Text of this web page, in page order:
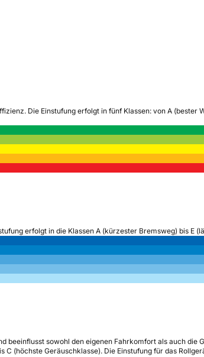
Die Einstufung erfolgt in fünf Klassen: von A (bester
erfolgt in die Klassen A (kürzester Bremsweg) bis E
beeinflusst sowohl den eigenen Fahrkomfort als auch die
(höchste Geräuschklasse). Die Einstufung für das